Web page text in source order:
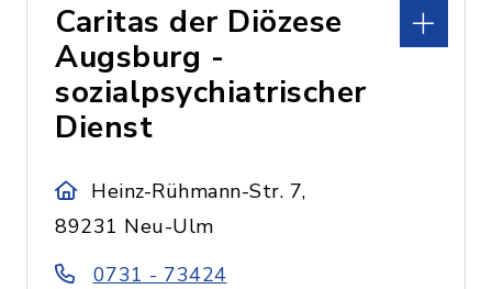
Caritas der Diözese
Augsburg -
sozialpsychiatrischer
Dienst
Heinz-Rühmann-Str. 7,
89231 Neu-Ulm
0731 - 73424